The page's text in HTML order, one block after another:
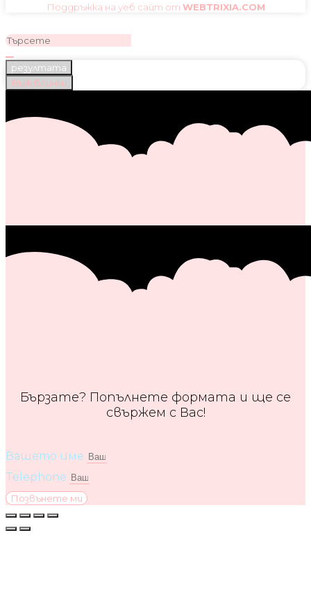
Поддръжка на уеб сайт от WEBTRIXIA.COM
резултата
Виж всички
Бързате? Попълнете формата и ще се
свържем с Вас!
Вашето име
Telephone
Позвънете ми